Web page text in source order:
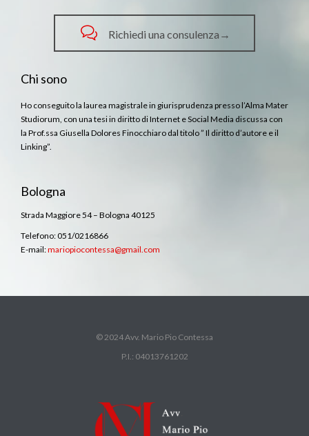
 Richiedi una consulenza→
Chi sono
Ho conseguito la laurea magistrale in giurisprudenza presso l’Alma Mater
Studiorum, con una tesi in diritto di Internet e Social Media discussa con
la Prof.ssa Giusella Dolores Finocchiaro dal titolo ” Il diritto d’autore e il
Linking”.
Bologna
Strada Maggiore 54 – Bologna 40125
Telefono: 051/0216866
E-mail:mariopiocontessa@gmail.com
© 2024 Avv. Mario Pio Contessa
P.I.: 04013761202